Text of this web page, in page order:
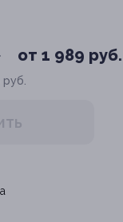
от 1 989 руб.